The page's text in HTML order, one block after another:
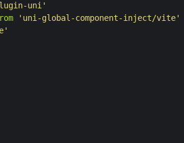
uni'
'uni-global-component-inject/vite'